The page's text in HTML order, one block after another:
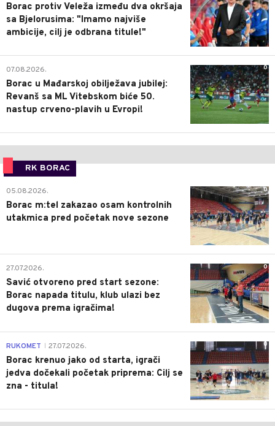
Borac protiv Veleža između dva okršaja
sa Bjelorusima: "Imamo najviše
ambicije, cilj je odbrana titule!"
0
07.08.2026.
Borac u Mađarskoj obilježava jubilej:
Revanš sa ML Vitebskom biće 50.
nastup crveno-plavih u Evropi!
RK BORAC
0
05.08.2026.
Borac m:tel zakazao osam kontrolnih
utakmica pred početak nove sezone
0
27.07.2026.
Savić otvoreno pred start sezone:
Borac napada titulu, klub ulazi bez
dugova prema igračima!
0
RUKOMET 27.07.2026.
Borac krenuo jako od starta, igrači
jedva dočekali početak priprema: Cilj se
zna - titula!